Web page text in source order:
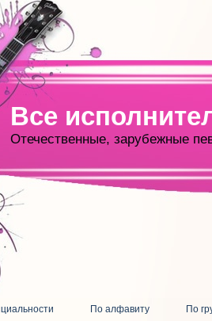
Все
Отечественные, зарубежные
По алфавиту
По